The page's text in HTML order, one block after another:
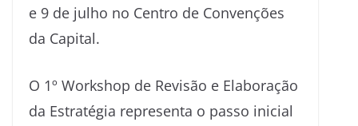
e 9 de julho no Centro de Convenções
da Capital.
O 1º Workshop de Revisão e Elaboração
da Estratégia representa o passo inicial